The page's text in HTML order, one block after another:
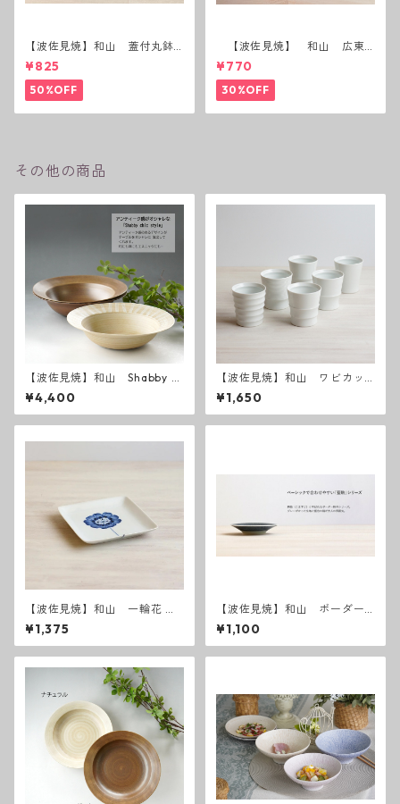
【波佐見焼】和山 蓋付丸鉢
(花絵)
¥825
50%OFF
【波佐見焼】 和山 広東
碗 二色ボーダー 全6パター
ン
¥770
30%OFF
その他の商品
【波佐見焼】和山 Shabby c
hic style ボウル大
¥4,400
【波佐見焼】和山 ワビカッ
プ 白 - 全6種類 -
¥1,650
【波佐見焼】和山 一輪花 W
プレート角皿 - 小 -
¥1,375
【波佐見焼】和山 ボーダー
柄 「藍駒」小皿
¥1,100